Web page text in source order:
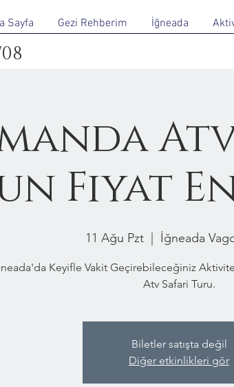
Sayfa Gezi Rehberim İğneada
Fiyat
11 Ağu Pzt İğneada
Keyifle Vakit Geçirebileceğiniz
Atv Safari Turu.
Biletler satışta değil
Diğer etkinlikleri gör